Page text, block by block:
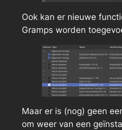
Ook kan er nieuwe
Gramps worden
Maar er is (nog) geen
om weer van een